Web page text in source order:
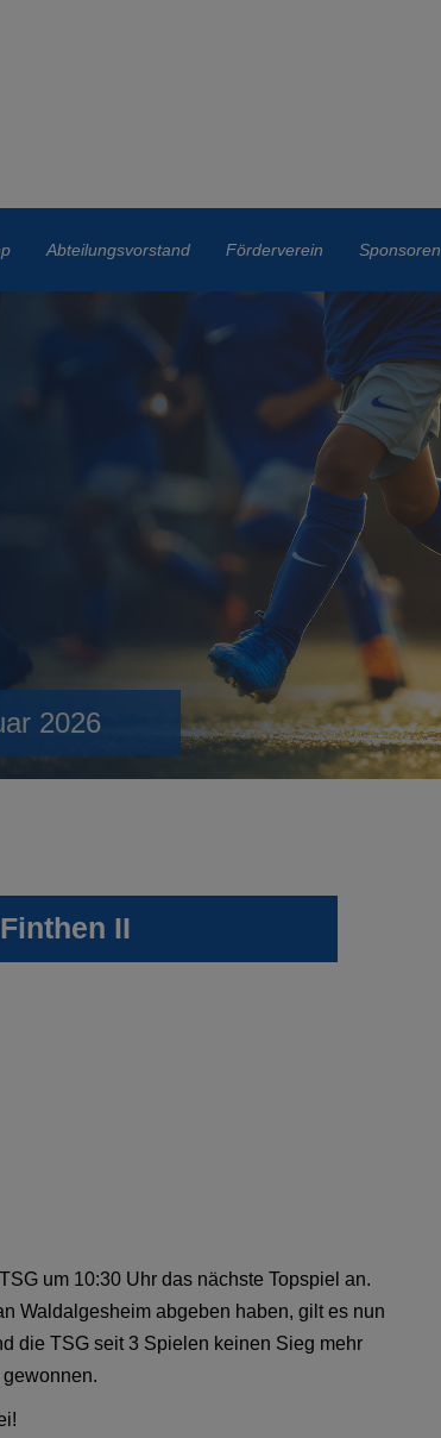
Abteilungsvorstand Förderverein Sponsoren
2026
II
um 10:30 Uhr das nächste Topspiel an.
Waldalgesheim abgeben haben, gilt es nun
die TSG seit 3 Spielen keinen Sieg mehr